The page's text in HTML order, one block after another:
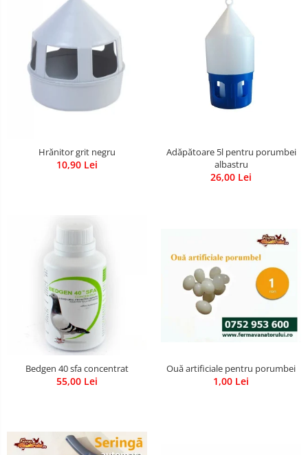
Hrănitor grit negru
10,90 Lei
Adăpătoare 5l pentru porumbei
albastru
26,00 Lei
Bedgen 40 sfa concentrat
55,00 Lei
Ouă artificiale pentru porumbei
1,00 Lei